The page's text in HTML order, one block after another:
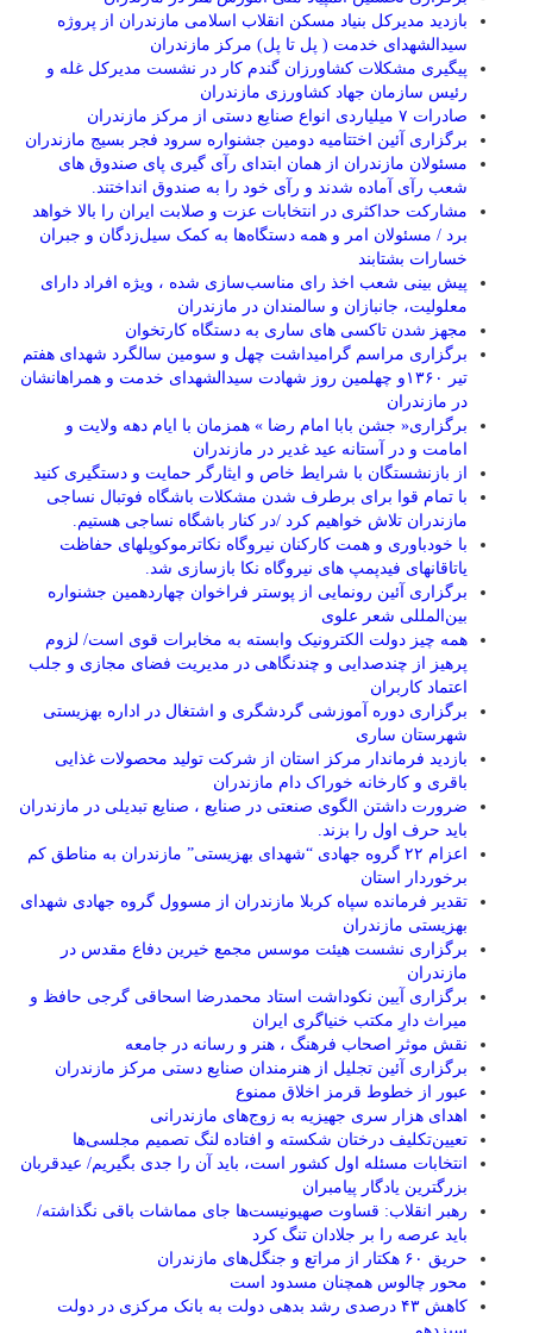
بازدید مدیرکل بنیاد مسکن انقلاب اسلامی مازندران از پروژه
سیدالشهدای خدمت ( پل تا پل) مرکز مازندران
پیگیری مشکلات کشاورزان گندم کار در نشست مدیرکل غله و
رئیس سازمان جهاد کشاورزی مازندران
صادرات ۷ میلیاردی انواع صنایع دستی از مرکز مازندران
برگزاری آئین اختتامیه دومین جشنواره سرود فجر بسیج مازندران
مسئولان مازندران از همان ابتدای رآی گیری پای صندوق های
شعب رآی آماده شدند و رآی خود را به صندوق انداختند.
مشارکت حداکثری در انتخابات عزت و صلابت ایران را بالا خواهد
برد / مسئولان امر و همه دستگاه‌ها به کمک سیل‌زدگان و جبران
خسارات بشتابند
پیش بینی شعب اخذ رای مناسب‌سازی شده ، ویژه افراد دارای
معلولیت، جانبازان و سالمندان در مازندران
مجهز شدن تاکسی های ساری به دستگاه کارتخوان
برگزاری مراسم گرامیداشت چهل و سومین سالگرد شهدای هفتم
تیر ۱۳۶۰و چهلمین روز شهادت سیدالشهدای خدمت و همراهانشان
در مازندران
برگزاری« جشن بابا امام رضا » همزمان با ایام دهه ولایت و
امامت و در آستانه عید غدیر در مازندران
از بازنشستگان با شرایط خاص و ایثارگر حمایت و دستگیری کنید
با تمام قوا برای برطرف شدن مشکلات باشگاه فوتبال نساجی
مازندران تلاش خواهیم کرد /در کنار باشگاه نساجی هستیم.
با خودباوری و همت کارکنان نیروگاه نکاترموکوپلهای حفاظت
یاتاقانهای فیدپمپ های نیروگاه نکا بازسازی شد.
برگزاری آئین رونمایی از پوستر فراخوان چهاردهمین جشنواره
بین‌المللی شعر علوی
همه چیز دولت الکترونیک وابسته به مخابرات قوی است/ لزوم
پرهیز از چندصدایی و چندنگاهی در مدیریت فضای مجازی و جلب
اعتماد کاربران
برگزاری دوره آموزشی گردشگری و اشتغال در اداره بهزیستی
شهرستان ساری
بازدید فرماندار مرکز استان از شرکت تولید محصولات غذایی
باقری و کارخانه خوراک دام مازندران
ضرورت داشتن الگوی صنعتی در صنایع ، صنایع تبدیلی در مازندران
باید حرف اول را بزند.
اعزام ۲۲ گروه جهادی “شهدای بهزیستی” مازندران به مناطق کم
برخوردار استان
تقدیر فرمانده سپاه کربلا مازندران از مسوول گروه جهادی شهدای
بهزیستی مازندران
برگزاری نشست هیئت موسس مجمع خیرین دفاع مقدس در
مازندران
برگزاری آیین نکوداشت استاد محمدرضا اسحاقی گرجی حافظ و
میراث دارِ مکتب خنیاگری ایران
نقش موثر اصحاب فرهنگ ، هنر و رسانه در جامعه
برگزاری آئین تجلیل از هنرمندان صنایع دستی مرکز مازندران
عبور از خطوط قرمز اخلاق ممنوع
اهدای هزار سری جهیزیه به زوج‌های مازندرانی
تعیین‌تکلیف درختان شکسته و افتاده لنگ تصمیم مجلسی‌ها
انتخابات مسئله اول کشور است، باید آن را جدی بگیریم/ عیدقربان
بزرگترین یادگار پیامبران
رهبر انقلاب: قساوت صهیونیست‌ها جای مماشات باقی نگذاشته/
باید عرصه را بر جلادان تنگ کرد
حریق ۶۰ هکتار از مراتع و جنگل‌های مازندران
محور چالوس همچنان مسدود است
کاهش ۴۳ درصدی رشد بدهی دولت به بانک مرکزی در دولت